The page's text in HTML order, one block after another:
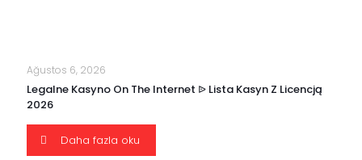
Ağustos 6, 2026
Legalne Kasyno On The Internet ᐉ Lista Kasyn Z Licencją
2026
Daha fazla oku